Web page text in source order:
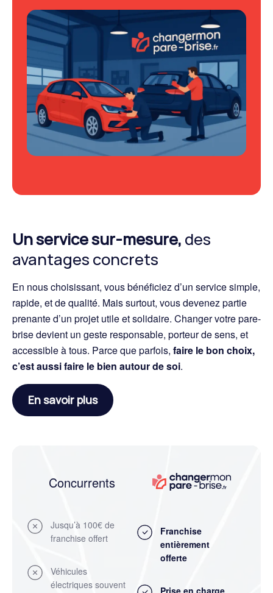
Un service sur-mesure, des
avantages concrets
En nous choisissant, vous bénéficiez d’un service simple,
rapide, et de qualité. Mais surtout, vous devenez partie
prenante d’un projet utile et solidaire. Changer votre pare-
brise devient un geste responsable, porteur de sens, et
accessible à tous. Parce que parfois, faire le bon choix,
c’est aussi faire le bien autour de soi.
En savoir plus
Concurrents
Jusqu’à 100€ de
franchise offert
Véhicules
électriques souvent
Franchise
entièrement
offerte